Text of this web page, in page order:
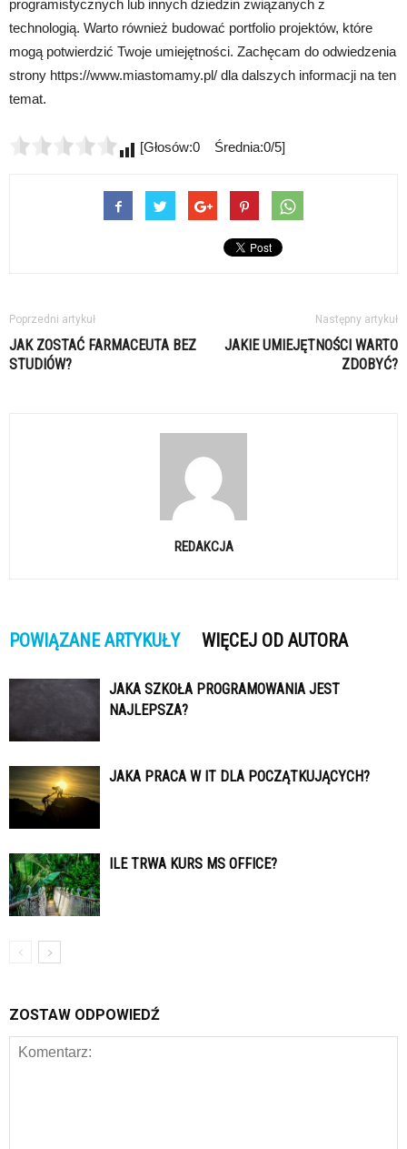
programistycznych lub innych dziedzin związanych z
technologią. Warto również budować portfolio projektów, które
mogą potwierdzić Twoje umiejętności. Zachęcam do odwiedzenia
strony https://www.miastomamy.pl/ dla dalszych informacji na ten
temat.
[Głosów:0 Średnia:0/5]
Poprzedni artykuł
JAK ZOSTAĆ FARMACEUTA BEZ
STUDIÓW?
Następny artykuł
JAKIE UMIEJĘTNOŚCI WARTO
ZDOBYĆ?
REDAKCJA
POWIĄZANE ARTYKUŁY WIĘCEJ OD AUTORA
JAKA SZKOŁA PROGRAMOWANIA JEST
NAJLEPSZA?
JAKA PRACA W IT DLA POCZĄTKUJĄCYCH?
ILE TRWA KURS MS OFFICE?
ZOSTAW ODPOWIEDŹ